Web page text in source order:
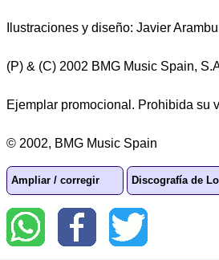
Ilustraciones y diseño: Javier
(P) & (C) 2002 BMG Music Spain,
Ejemplar promocional. Prohibida su
© 2002, BMG Music Spain
Ampliar / corregir Discografía de